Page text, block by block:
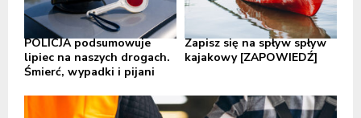
POLICJA podsumowuje
lipiec na naszych drogach.
Śmierć, wypadki i pijani
Zapisz się na spływ spływ
kajakowy [ZAPOWIEDŹ]